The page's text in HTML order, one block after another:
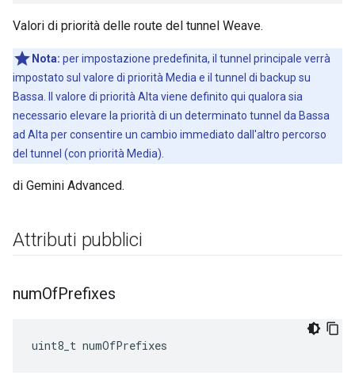
Valori di priorità delle route del tunnel Weave.
Nota: per impostazione predefinita, il tunnel principale verrà
impostato sul valore di priorità Media e il tunnel di backup su
Bassa. Il valore di priorità Alta viene definito qui qualora sia
necessario elevare la priorità di un determinato tunnel da Bassa
ad Alta per consentire un cambio immediato dall'altro percorso
del tunnel (con priorità Media).
di Gemini Advanced.
Attributi pubblici
numOfPrefixes
uint8_t numOfPrefixes